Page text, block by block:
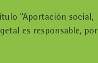
“Aportación social,
es responsable, por